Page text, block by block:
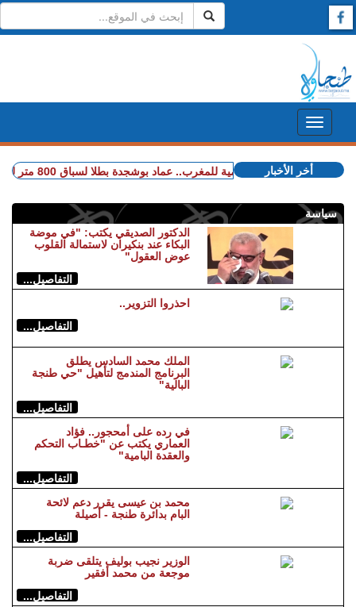
+ ذهبية عالمية للمغرب.. عماد بوشجدة بطلا لسباق 800 متر للشباب
أخر الأخبار
سياسة
الدكتور الصديقي يكتب: "في موضة
البكاء عند بنكيران لاستمالة القلوب
عوض العقول"
التفاصيل...
احذروا التزوير..
التفاصيل...
الملك محمد السادس يطلق
البرنامج المندمج لتأهيل "حي طنجة
البالية"
التفاصيل...
في رده على أمحجور.. فؤاد
العماري يكتب عن "خطـاب التحكم
والعقدة البامية"
التفاصيل...
محمد بن عيسى يقرر دعم لائحة
البام بدائرة طنجة - أصيلة
التفاصيل...
الوزير نجيب بوليف يتلقى ضربة
موجعة من محمد أفقير
التفاصيل...